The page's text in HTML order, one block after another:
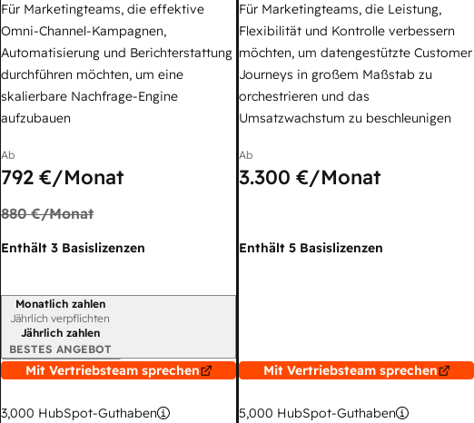
Für Marketingteams, die effektive
Omni-Channel-Kampagnen,
Automatisierung und Berichterstattung
durchführen möchten, um eine
skalierbare Nachfrage-Engine
aufzubauen
Ab
792 €/Monat
880 €/Monat
Enthält 3 Basislizenzen
Abrechnungszeitraum
Monatlich zahlen
Jährlich verpflichten
Jährlich zahlen
BESTES ANGEBOT
Mit Vertriebsteam sprechen
3,000 HubSpot-Guthaben
Für Marketingteams, die Leistung,
Flexibilität und Kontrolle verbessern
möchten, um datengestützte Customer
Journeys in großem Maßstab zu
orchestrieren und das
Umsatzwachstum zu beschleunigen
Ab
3.300 €/Monat
Enthält 5 Basislizenzen
Mit Vertriebsteam sprechen
5,000 HubSpot-Guthaben